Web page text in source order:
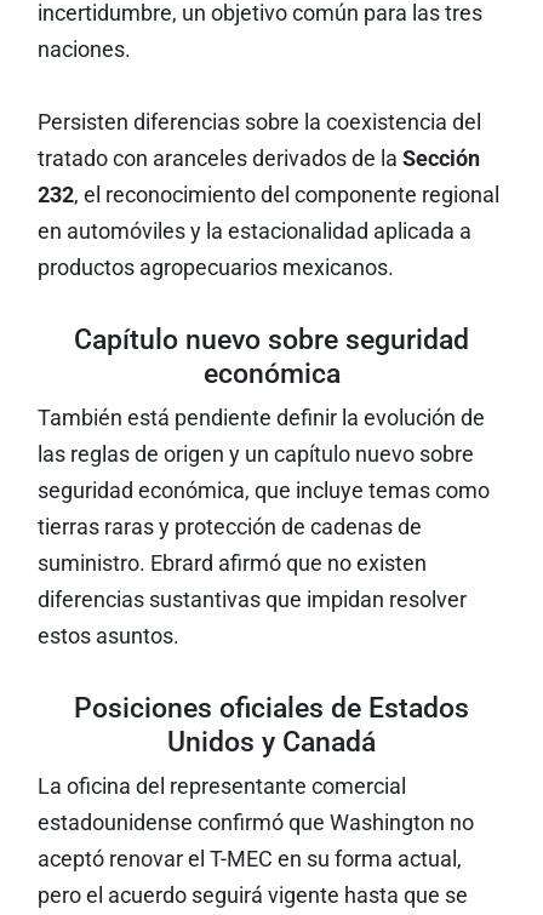
incertidumbre, un objetivo común para las tres
naciones.
Persisten diferencias sobre la coexistencia del
tratado con aranceles derivados de la Sección
232, el reconocimiento del componente regional
en automóviles y la estacionalidad aplicada a
productos agropecuarios mexicanos.
Capítulo nuevo sobre seguridad
económica
También está pendiente definir la evolución de
las reglas de origen y un capítulo nuevo sobre
seguridad económica, que incluye temas como
tierras raras y protección de cadenas de
suministro. Ebrard afirmó que no existen
diferencias sustantivas que impidan resolver
estos asuntos.
Posiciones oficiales de Estados
Unidos y Canadá
La oficina del representante comercial
estadounidense confirmó que Washington no
aceptó renovar el T-MEC en su forma actual,
pero el acuerdo seguirá vigente hasta que se